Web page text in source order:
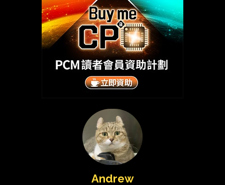
Andrew